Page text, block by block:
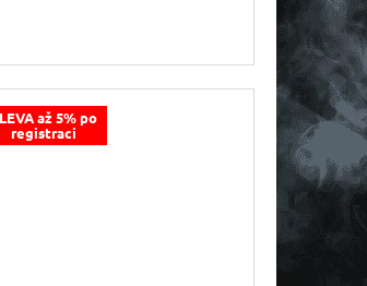
až 5% po
registraci